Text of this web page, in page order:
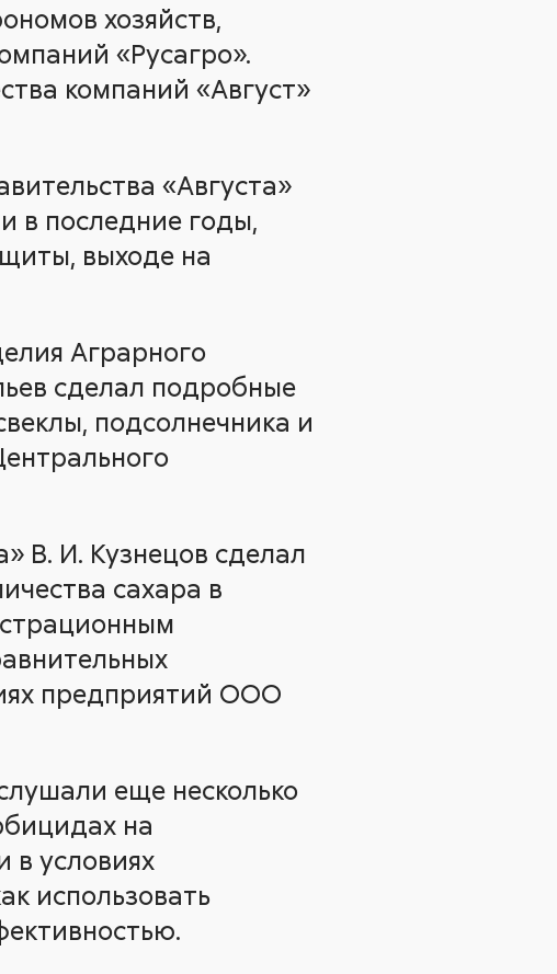
хозяйств,
«Русагро».
компаний «Август»
«Августа»
в последние годы,
выходе на
Аграрного
сделал подробные
подсолнечника и
В. И. Кузнецов сделал
сахара в
предприятий ООО
еще несколько
на
в условиях
использовать